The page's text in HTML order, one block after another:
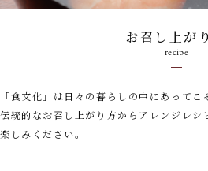
お召し上が
recipe
「食文化」は日々の暮らしの中にあってこ
伝統的なお召し上がり方からアレンジレシ
楽しみください。